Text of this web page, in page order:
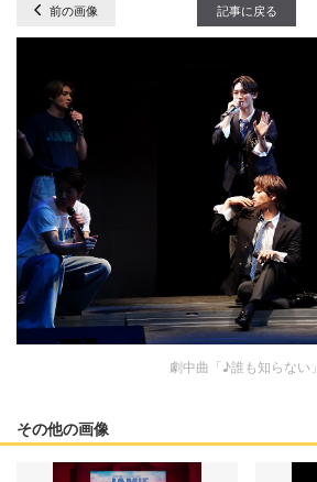
前の画像 記事に戻る
劇中曲「♪誰も知らない」
その他の画像